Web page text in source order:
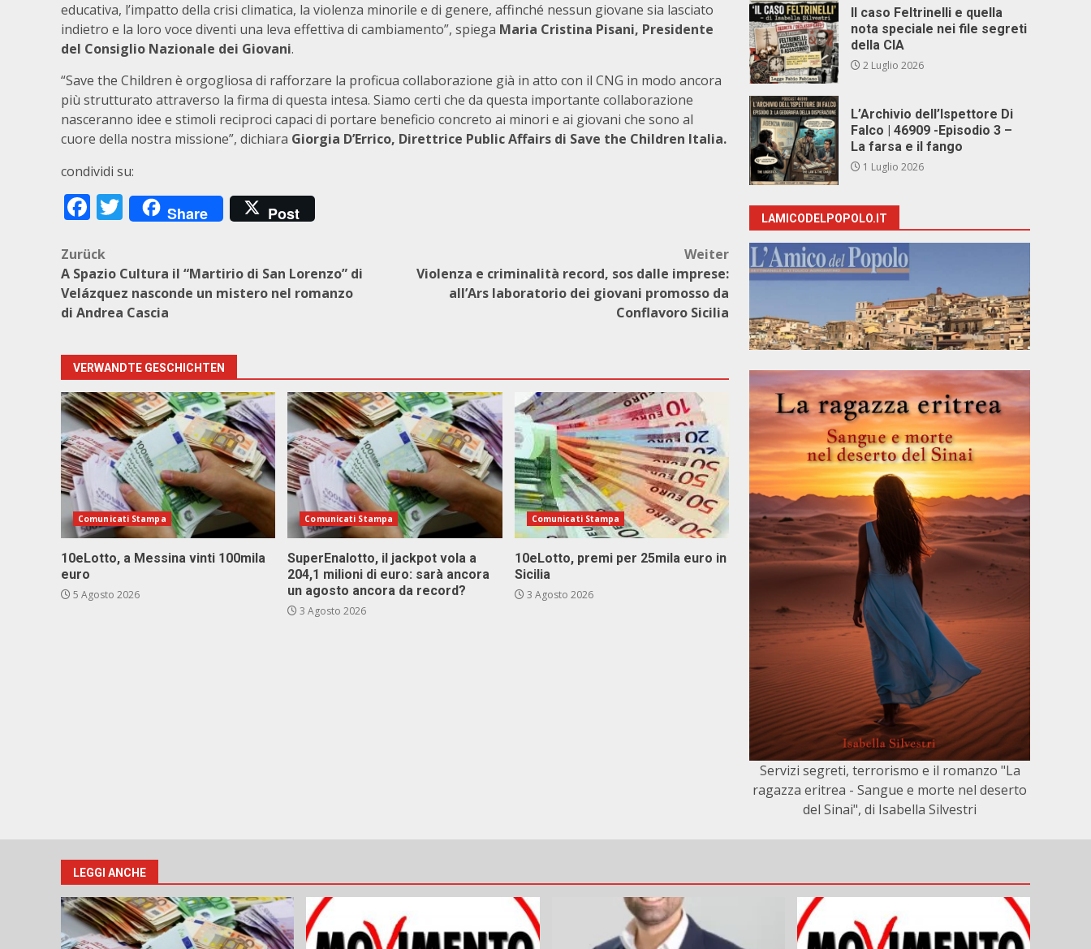
educativa, l’impatto della crisi climatica, la violenza minorile e di genere, affinché nessun giovane sia lasciato
indietro e la loro voce diventi una leva effettiva di cambiamento”, spiega Maria Cristina Pisani, Presidente
del Consiglio Nazionale dei Giovani.
“Save the Children è orgogliosa di rafforzare la proficua collaborazione già in atto con il CNG in modo ancora
più strutturato attraverso la firma di questa intesa. Siamo certi che da questa importante collaborazione
nasceranno idee e stimoli reciproci capaci di portare beneficio concreto ai minori e ai giovani che sono al
cuore della nostra missione”, dichiara Giorgia D’Errico, Direttrice Public Affairs di Save the Children Italia.
condividi su:
Facebook
Twitter
Share Post
Beitragsnavigation
Zurück
A Spazio Cultura il “Martirio di San Lorenzo” di
Velázquez nasconde un mistero nel romanzo
di Andrea Cascia
Weiter
Violenza e criminalità record, sos dalle imprese:
all’Ars laboratorio dei giovani promosso da
Conflavoro Sicilia
VERWANDTE GESCHICHTEN
Comunicati Stampa
10eLotto, a Messina vinti 100mila
euro
5 Agosto 2026
Comunicati Stampa
SuperEnalotto, il jackpot vola a
204,1 milioni di euro: sarà ancora
un agosto ancora da record?
3 Agosto 2026
Comunicati Stampa
10eLotto, premi per 25mila euro in
Sicilia
3 Agosto 2026
Il caso Feltrinelli e quella
nota speciale nei file segreti
della CIA
2 Luglio 2026
L’Archivio dell’Ispettore Di
Falco | 46909 -Episodio 3 –
La farsa e il fango
1 Luglio 2026
LAMICODELPOPOLO.IT
Servizi segreti, terrorismo e il romanzo "La
ragazza eritrea - Sangue e morte nel deserto
del Sinai", di Isabella Silvestri
LEGGI ANCHE